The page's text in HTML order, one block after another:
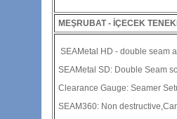
MEŞRUBAT - İÇECEK
SEAMetal HD - double seam
SEAMetal SD: Double Seam
Clearance Gauge: Seamer
SEAM360: Non